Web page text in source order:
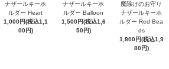
ナザールキーホ
ルダー Heart
1,000円(税込1,1
00円)
ナザールキーホ
ルダー Balloon
1,500円(税込1,6
50円)
魔除けのお守り
ナザールキーホ
ルダー Red Bea
ds
1,800円(税込1,9
80円)